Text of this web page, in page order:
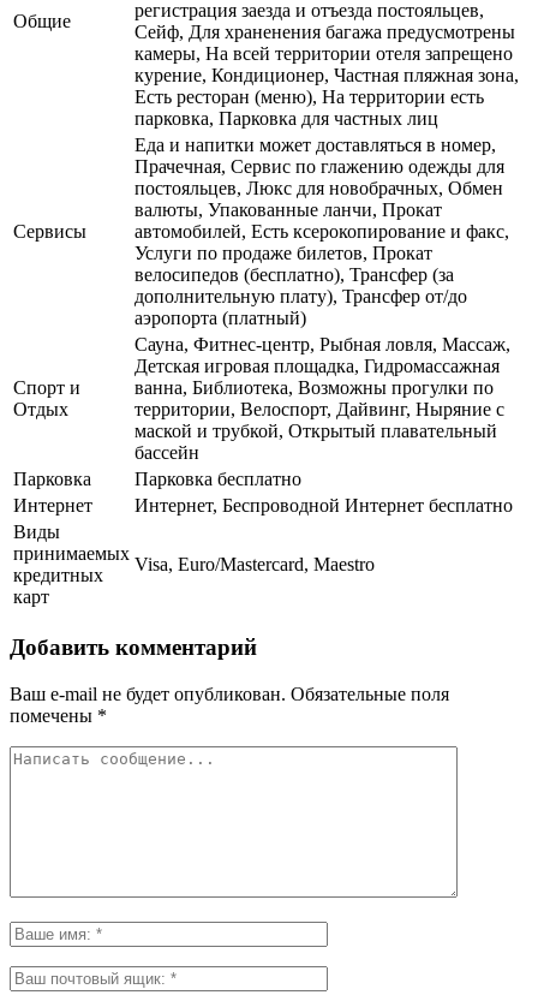
Общие
регистрация заезда и отъезда постояльцев,
Сейф, Для храненения багажа предусмотрены
камеры, На всей территории отеля запрещено
курение, Кондиционер, Частная пляжная зона,
Есть ресторан (меню), На территории есть
парковка, Парковка для частных лиц
Сервисы
Еда и напитки может доставляться в номер,
Прачечная, Сервис по глажению одежды для
постояльцев, Люкс для новобрачных, Обмен
валюты, Упакованные ланчи, Прокат
автомобилей, Есть ксерокопирование и факс,
Услуги по продаже билетов, Прокат
велосипедов (бесплатно), Трансфер (за
дополнительную плату), Трансфер от/до
аэропорта (платный)
Спорт и
Отдых
Сауна, Фитнес-центр, Рыбная ловля, Массаж,
Детская игровая площадка, Гидромассажная
ванна, Библиотека, Возможны прогулки по
территории, Велоспорт, Дайвинг, Ныряние с
маской и трубкой, Открытый плавательный
бассейн
Парковка
Парковка бесплатно
Интернет
Интернет, Беспроводной Интернет бесплатно
Виды
принимаемых
кредитных
карт
Visa, Euro/Mastercard, Maestro
Добавить комментарий
Ваш e-mail не будет опубликован. Обязательные поля
помечены *